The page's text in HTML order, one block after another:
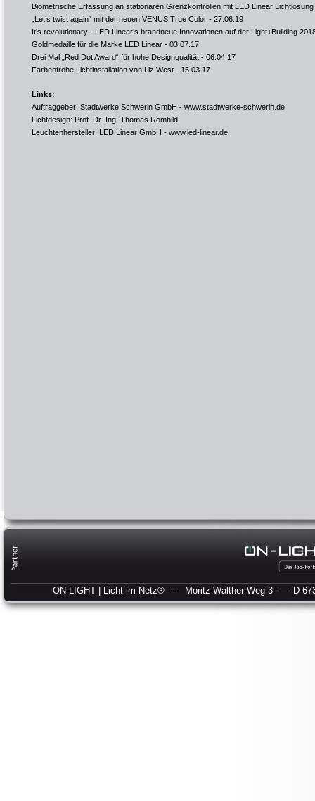
Biometrische Erfassung an stationären Grenzkontrollen mit LED Linear Lichtlösung
„Let’s twist again“ mit der neuen VENUS True Color - 27.06.19
It’s revolutionary - LED Linear’s brandneue Innovationen auf der Light+Building
Goldmedaille für die Marke LED Linear - 03.07.17
Drei Mal „Red Dot Award“ für hohe Designqualität - 06.04.17
Farbenfrohe Lichtinstallation von Liz West - 15.03.17
Links:
Auftraggeber: Stadtwerke Schwerin GmbH - www.stadtwerke-schwerin.de
Lichtdesign: Prof. Dr.-Ing. Thomas Römhild
Leuchtenhersteller: LED Linear GmbH - www.led-linear.de
ON-LIGHT | Licht im Netz® — Moritz-Walther-Weg 3 — D-